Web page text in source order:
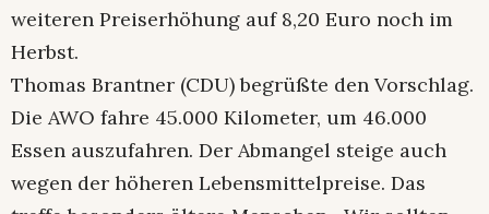
weiteren Preiserhöhung auf 8,20 Euro noch im
Herbst.
Thomas Brantner (CDU) begrüßte den Vorschlag.
Die AWO fahre 45.000 Kilometer, um 46.000
Essen auszufahren. Der Abmangel steige auch
wegen der höheren Lebensmittelpreise. Das